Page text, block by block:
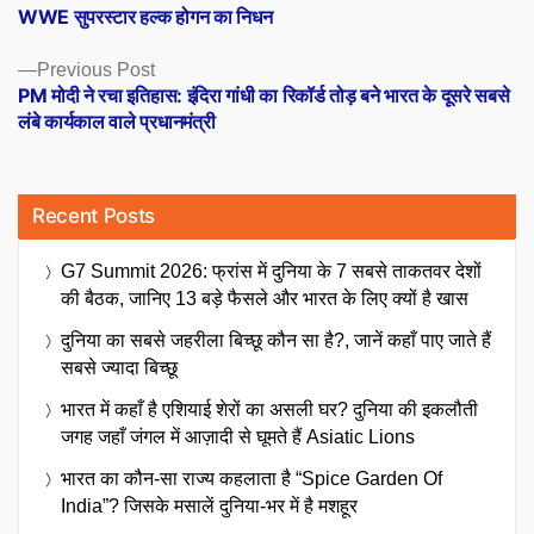
navigation
Previous PostPrevious
post:
PM मोदी ने रचा इतिहास: इंदिरा गांधी का रिकॉर्ड तोड़ बने भारत के दूसरे सबसे
लंबे कार्यकाल वाले प्रधानमंत्री
post:
WWE सुपरस्टार हल्क होगन का निधन
Recent Posts
G7 Summit 2026: फ्रांस में दुनिया के 7 सबसे ताकतवर देशों
की बैठक, जानिए 13 बड़े फैसले और भारत के लिए क्यों है खास
दुनिया का सबसे जहरीला बिच्छू कौन सा है?, जानें कहाँ पाए जाते हैं
सबसे ज्यादा बिच्छू
भारत में कहाँ है एशियाई शेरों का असली घर? दुनिया की इकलौती
जगह जहाँ जंगल में आज़ादी से घूमते हैं Asiatic Lions
भारत का कौन-सा राज्य कहलाता है “Spice Garden Of
India”? जिसके मसालें दुनिया-भर में है मशहूर